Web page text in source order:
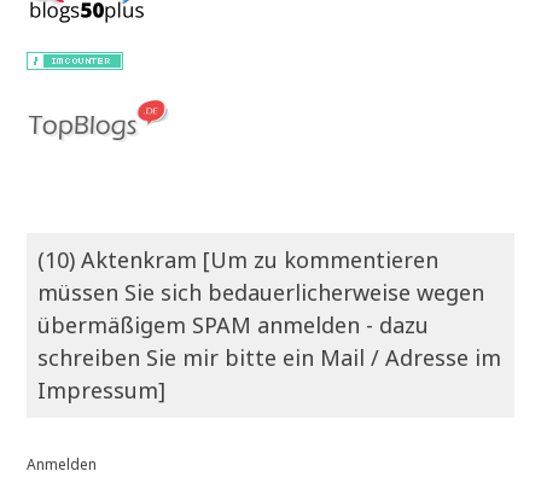
(10) Aktenkram [Um zu kommentieren
müssen Sie sich bedauerlicherweise wegen
übermäßigem SPAM anmelden - dazu
schreiben Sie mir bitte ein Mail / Adresse im
Impressum]
Anmelden